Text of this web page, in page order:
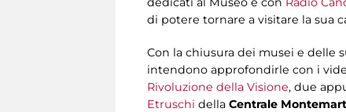
di potere tornare a visitare la sua
Con la chiusura dei musei e delle
intendono approfondirle con i
Rivoluzione della Visione, due
Etruschi della Centrale